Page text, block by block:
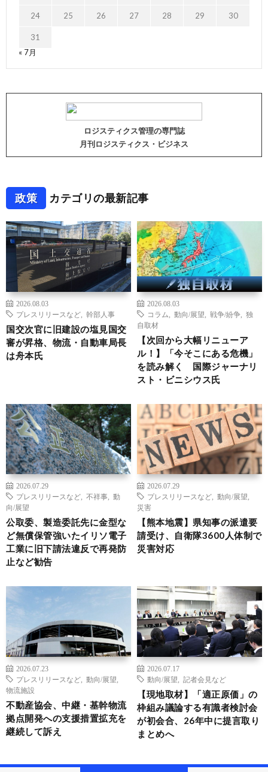
24 25 26 27 28 29 30
31
« 7月
ロジスティクス管理の専門誌
月刊ロジスティクス・ビジネス
政策 カテゴリの最新記事
2026.08.03
プレスリリースなど
幹部人事
国交次官に旧建設の塩見国交
審が昇格、物流・自動車局長
は舟本氏
2026.08.03
コラム
動向/展望 戦争/紛争
独
自取材
【次回から大幅リニューア
ル！】「今そこにある危機」
を読み解く 国際ジャーナリ
スト・ビニシウス氏
2026.07.29
プレスリリースなど
不祥事
動
向/展望
公取委、製造委託先に金型な
ど無償保管強いたイリソ電子
工業に旧下請法違反で再発防
止など勧告
2026.07.29
プレスリリースなど
動向/展望
災害
【熊本地震】県知事の派遣要
請受け、自衛隊3600人体制で
災害対応
2026.07.23
プレスリリースなど
動向/展望
物流施設
不動産協会、中継・基幹物流
拠点開発への支援措置拡充を
継続して訴え
2026.07.17
動向/展望
記者会見など
【現地取材】「適正原価」の
枠組み議論する有識者検討会
が初会合、26年中に提言取り
まとめへ